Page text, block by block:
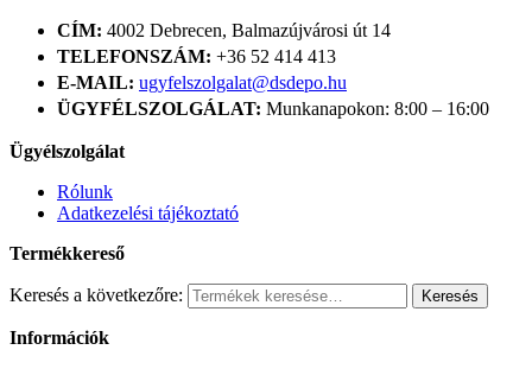
CÍM: 4002 Debrecen, Balmazújvárosi út 14
TELEFONSZÁM: +36 52 414 413
E-MAIL: ugyfelszolgalat@dsdepo.hu
ÜGYFÉLSZOLGÁLAT: Munkanapokon: 8:00 – 16:00
Ügyélszolgálat
Rólunk
Adatkezelési tájékoztató
Termékkereső
Keresés a következőre: Keresés
Információk